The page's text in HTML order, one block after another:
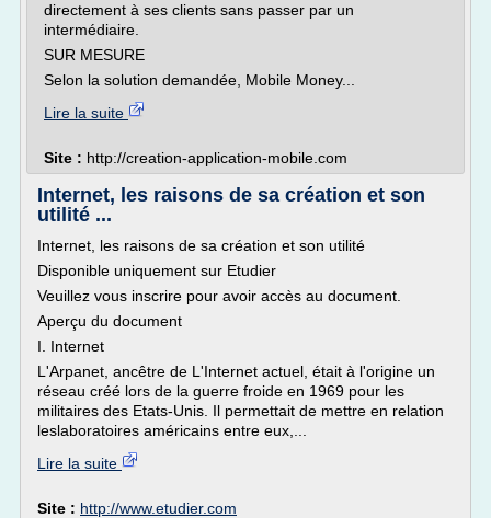
directement à ses clients sans passer par un
intermédiaire.
SUR MESURE
Selon la solution demandée, Mobile Money...
Lire la suite
Site : http://creation-application-mobile.com
Internet, les raisons de sa création et son
utilité ...
Internet, les raisons de sa création et son utilité
Disponible uniquement sur Etudier
Veuillez vous inscrire pour avoir accès au document.
Aperçu du document
I. Internet
L'Arpanet, ancêtre de L'Internet actuel, était à l'origine un
réseau créé lors de la guerre froide en 1969 pour les
militaires des Etats-Unis. Il permettait de mettre en relation
leslaboratoires américains entre eux,...
Lire la suite
Site : http://www.etudier.com